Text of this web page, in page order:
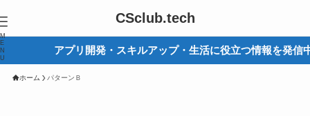
CSclub.tech
M
E
N
U
アプリ開発・スキルアップ・生活に役立つ情報を発信中
ホーム パターンＢ